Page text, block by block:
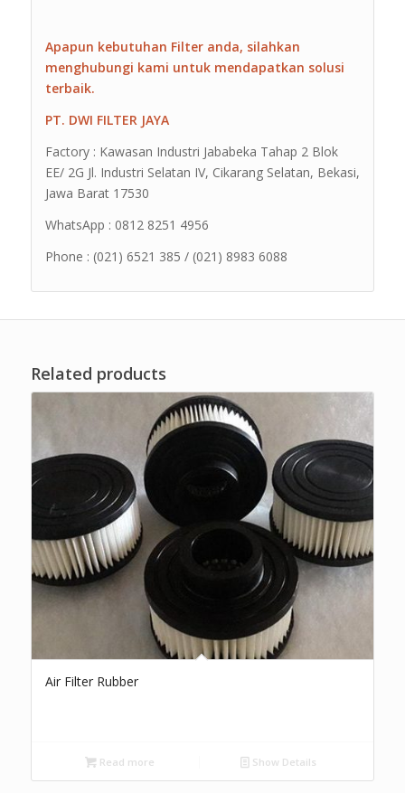
Apapun kebutuhan Filter anda, silahkan
menghubungi kami untuk mendapatkan solusi
terbaik.
PT. DWI FILTER JAYA
Factory : Kawasan Industri Jababeka Tahap 2 Blok
EE/ 2G Jl. Industri Selatan IV, Cikarang Selatan, Bekasi,
Jawa Barat 17530
WhatsApp : 0812 8251 4956
Phone : (021) 6521 385 / (021) 8983 6088
Related products
Air Filter Rubber
Read more Show Details